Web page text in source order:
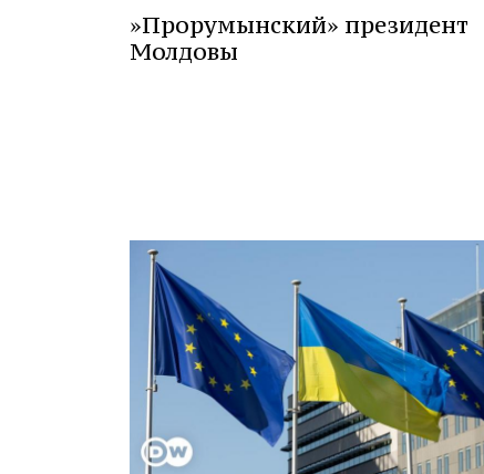
»Прорумынский» президент
Молдовы